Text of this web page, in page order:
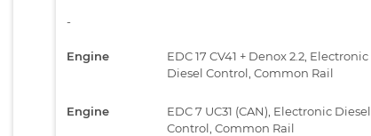
-
Engine
EDC 17 CV41 + Denox 2.2, Electronic
Diesel Control, Common Rail
Engine
EDC 7 UC31 (CAN), Electronic Diesel
Control, Common Rail